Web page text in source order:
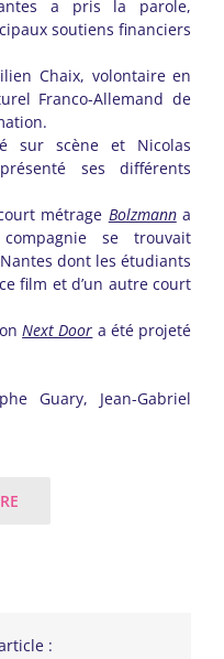
a pris la parole,
soutiens financiers
Chaix, volontaire en
Franco-Allemand de
sur scène et Nicolas
ses différents
métrage Bolzmanna
se trouvait
dont les étudiants
film et d’un autre court
Next Door a été projeté
Guary, Jean-Gabriel
: